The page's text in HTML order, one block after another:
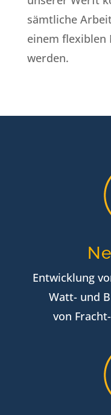
sämtliche
einem flexiblen
werden.
Entwicklung
Watt- und
von